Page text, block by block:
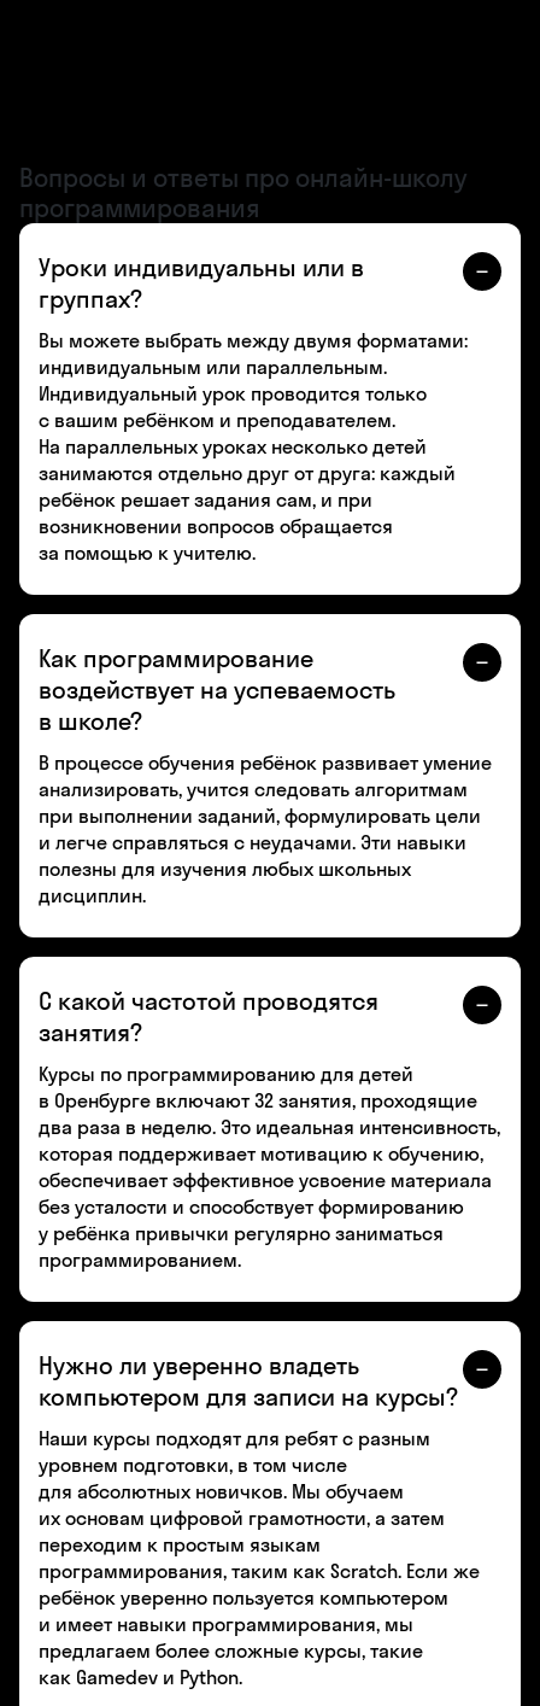
Вопросы и ответы про онлайн-школу
программирования
Уроки индивидуальны или в
группах?
Вы можете выбрать между двумя форматами:
индивидуальным или параллельным.
Индивидуальный урок проводится только
с вашим ребёнком и преподавателем.
На параллельных уроках несколько детей
занимаются отдельно друг от друга: каждый
ребёнок решает задания сам, и при
возникновении вопросов обращается
за помощью к учителю.
Как программирование
воздействует на успеваемость
в школе?
В процессе обучения ребёнок развивает умение
анализировать, учится следовать алгоритмам
при выполнении заданий, формулировать цели
и легче справляться с неудачами. Эти навыки
полезны для изучения любых школьных
дисциплин.
С какой частотой проводятся
занятия?
Курсы по программированию для детей
в Оренбурге включают 32 занятия, проходящие
два раза в неделю. Это идеальная интенсивность,
которая поддерживает мотивацию к обучению,
обеспечивает эффективное усвоение материала
без усталости и способствует формированию
у ребёнка привычки регулярно заниматься
программированием.
Нужно ли уверенно владеть
компьютером для записи на курсы?
Наши курсы подходят для ребят с разным
уровнем подготовки, в том числе
для абсолютных новичков. Мы обучаем
их основам цифровой грамотности, а затем
переходим к простым языкам
программирования, таким как Scratch. Если же
ребёнок уверенно пользуется компьютером
и имеет навыки программирования, мы
предлагаем более сложные курсы, такие
как Gamedev и Python.